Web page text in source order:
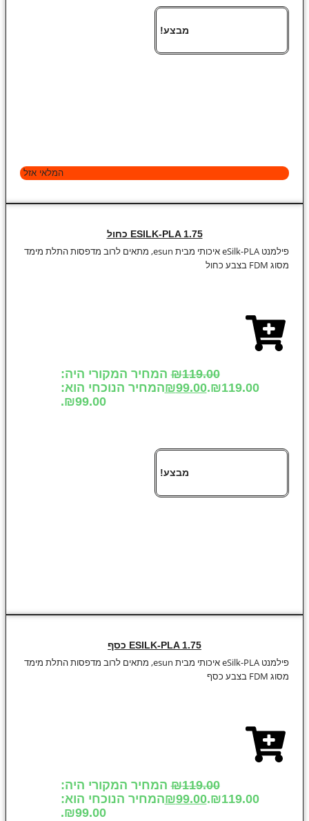
מבצע!
המלאי אזל
ESILK-PLA 1.75 כחול
פילמנט eSilk-PLA איכותי מבית esun, מתאים לרוב מדפסות התלת מימד
מסוג FDM בצבע כחול
₪119.00
המחיר המקורי היה:
₪119.00.
₪99.00
המחיר הנוכחי הוא:
₪99.00.
מבצע!
ESILK-PLA 1.75 כסף
פילמנט eSilk-PLA איכותי מבית esun, מתאים לרוב מדפסות התלת מימד
מסוג FDM בצבע כסף
₪119.00
המחיר המקורי היה:
₪119.00.
₪99.00
המחיר הנוכחי הוא:
₪99.00.